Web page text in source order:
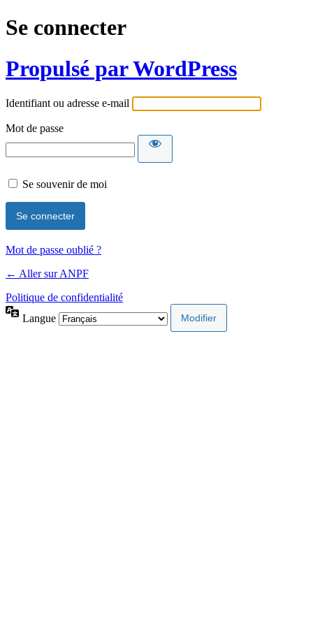
Se connecter
Propulsé par WordPress
Identifiant ou adresse e-mail
Mot de passe
Se souvenir de moi
Mot de passe oublié ?
← Aller sur ANPF
Politique de confidentialité
Langue